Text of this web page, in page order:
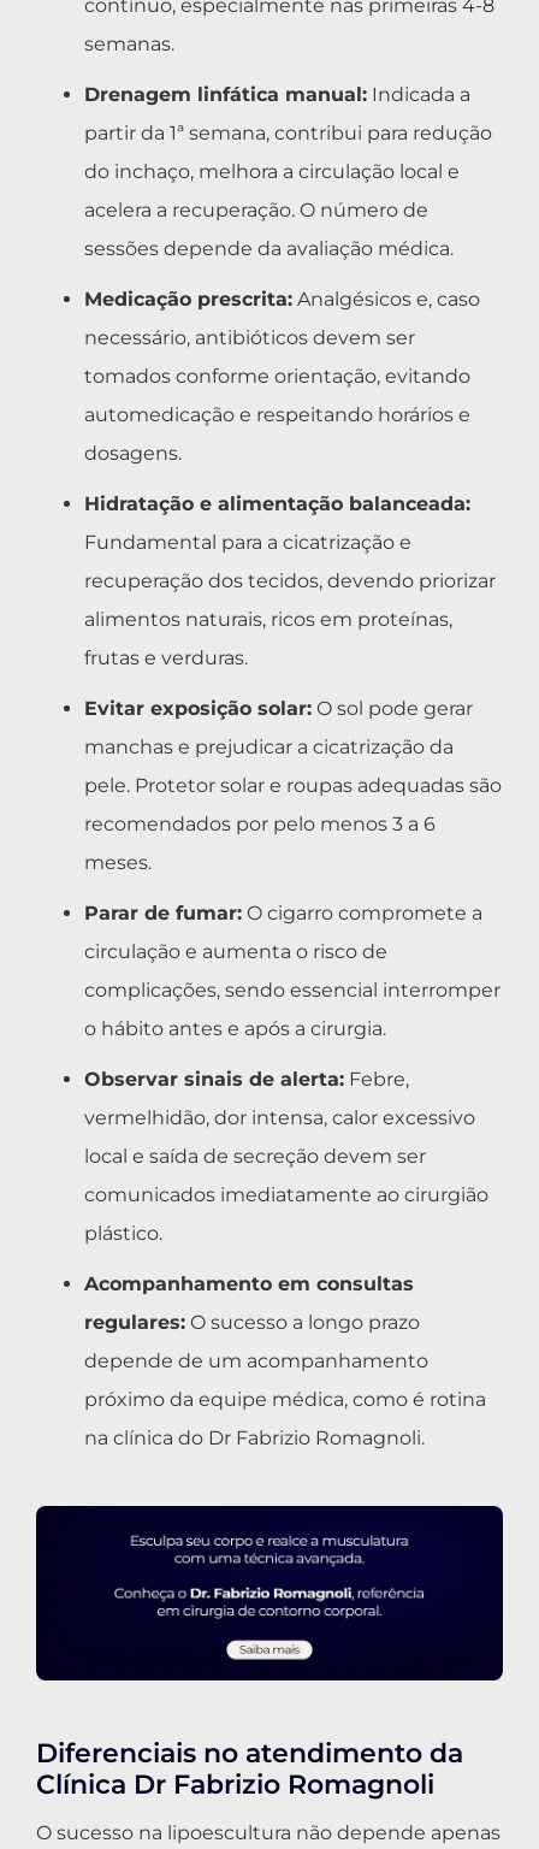
contínuo, especialmente nas primeiras 4-8
semanas.
Drenagem linfática manual: Indicada a
partir da 1ª semana, contribui para redução
do inchaço, melhora a circulação local e
acelera a recuperação. O número de
sessões depende da avaliação médica.
Medicação prescrita: Analgésicos e, caso
necessário, antibióticos devem ser
tomados conforme orientação, evitando
automedicação e respeitando horários e
dosagens.
Hidratação e alimentação balanceada:
Fundamental para a cicatrização e
recuperação dos tecidos, devendo priorizar
alimentos naturais, ricos em proteínas,
frutas e verduras.
Evitar exposição solar: O sol pode gerar
manchas e prejudicar a cicatrização da
pele. Protetor solar e roupas adequadas são
recomendados por pelo menos 3 a 6
meses.
Parar de fumar: O cigarro compromete a
circulação e aumenta o risco de
complicações, sendo essencial interromper
o hábito antes e após a cirurgia.
Observar sinais de alerta: Febre,
vermelhidão, dor intensa, calor excessivo
local e saída de secreção devem ser
comunicados imediatamente ao cirurgião
plástico.
Acompanhamento em consultas
regulares: O sucesso a longo prazo
depende de um acompanhamento
próximo da equipe médica, como é rotina
na clínica do Dr Fabrizio Romagnoli.
Diferenciais no atendimento da
Clínica Dr Fabrizio Romagnoli
O sucesso na lipoescultura não depende apenas